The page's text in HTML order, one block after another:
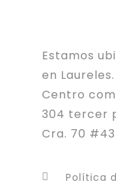
Estamos
en Laureles.
Centro
304 tercer
Cra. 70
Política